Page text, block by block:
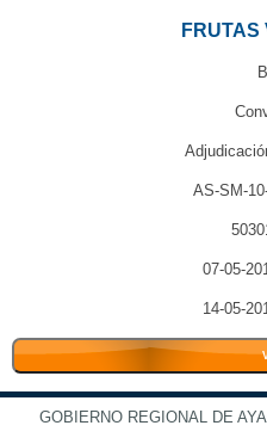
FRUTAS
AS-SM-
07-05-
14-05-
GOBIERNO REGIONAL DE